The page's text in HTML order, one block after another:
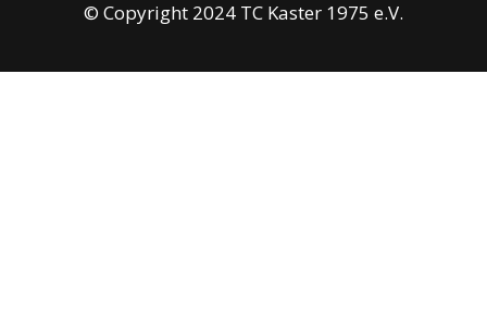
© Copyright 2024 TC Kaster 1975 e.V.